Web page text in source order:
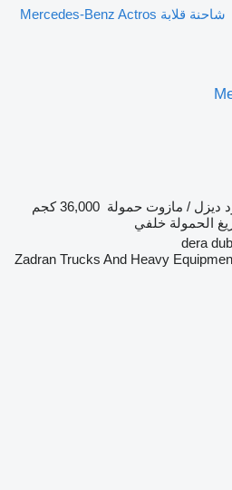
شاحنة قلابة Mercedes-Benz Actros
ديزل / مازوت حمولة 36,000 كجم
الحمولة خلفي
Zadran Trucks And Heavy